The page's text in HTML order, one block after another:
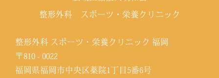
整形外科 スポーツ・栄養クリニック
整形外科 スポーツ・栄養クリニック 福岡
〒810 - 0022
福岡県福岡市中央区薬院1丁目5番6号